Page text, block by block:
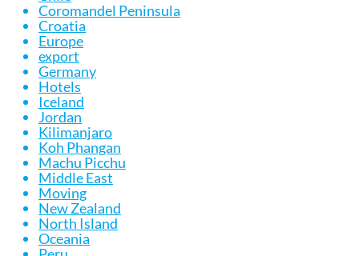
Coromandel Peninsula
Croatia
Europe
export
Germany
Hotels
Iceland
Jordan
Kilimanjaro
Koh Phangan
Machu Picchu
Middle East
Moving
New Zealand
North Island
Oceania